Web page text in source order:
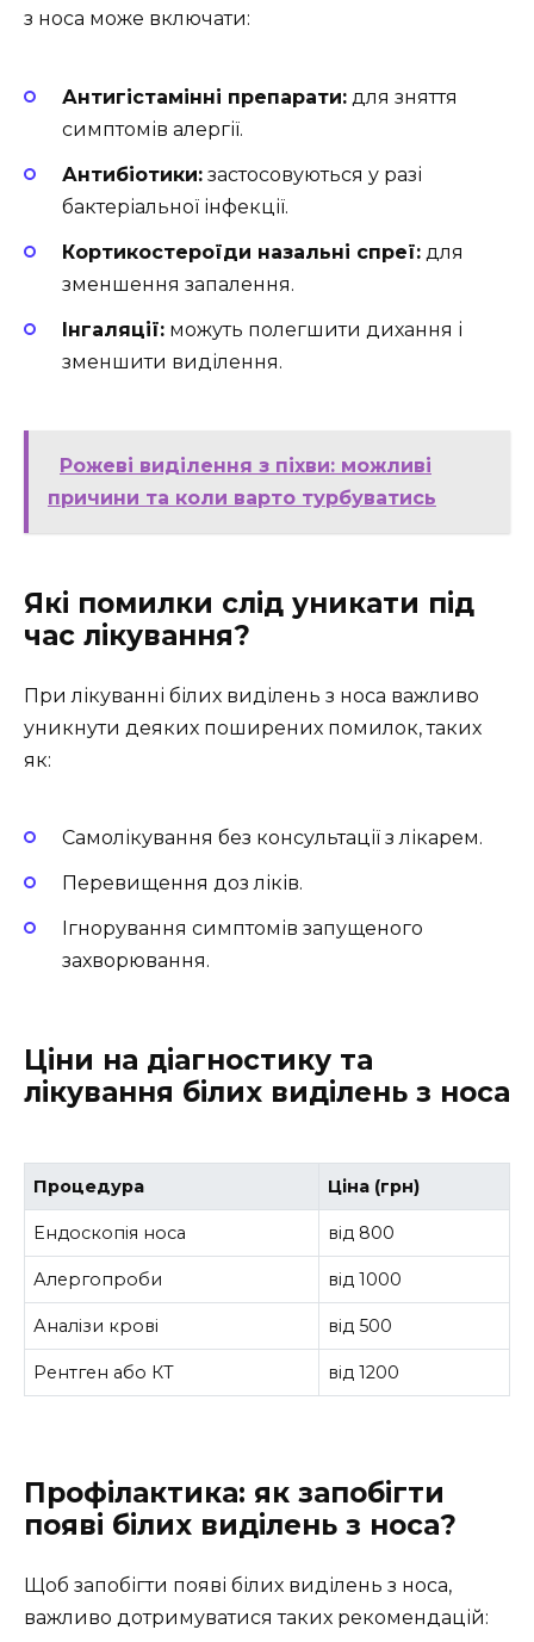
з носа може включати:
Антигістамінні препарати: для зняття
симптомів алергії.
Антибіотики: застосовуються у разі
бактеріальної інфекції.
Кортикостероїди назальні спреї: для
зменшення запалення.
Інгаляції: можуть полегшити дихання і
зменшити виділення.
Рожеві виділення з піхви: можливі
причини та коли варто турбуватись
Які помилки слід уникати під
час лікування?
При лікуванні білих виділень з носа важливо
уникнути деяких поширених помилок, таких
як:
Самолікування без консультації з лікарем.
Перевищення доз ліків.
Ігнорування симптомів запущеного
захворювання.
Ціни на діагностику та
лікування білих виділень з носа
Процедура Ціна (грн)
Ендоскопія носа від 800
Алергопроби від 1000
Аналізи крові від 500
Рентген або КТ від 1200
Профілактика: як запобігти
появі білих виділень з носа?
Щоб запобігти появі білих виділень з носа,
важливо дотримуватися таких рекомендацій: